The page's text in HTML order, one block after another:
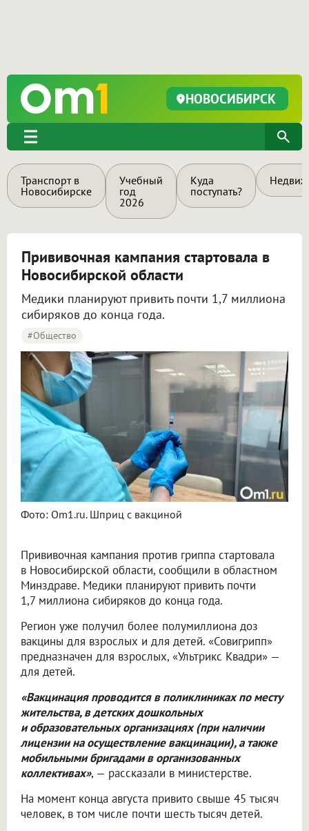
НОВОСИБИРСК
Транспорт в
Новосибирске
Учебный
год
2026
Куда
поступать?
Прививочная кампания стартовала в
Новосибирской области
Медики планируют привить почти 1,7 миллиона
сибиряков до конца года.
#Общество
Фото: Om1.ru. Шприц с вакциной
Прививочная кампания против гриппа стартовала
в Новосибирской области, сообщили в областном
Минздраве. Медики планируют привить почти
1,7 миллиона сибиряков до конца года.
Регион уже получил более полумиллиона доз
вакцины для взрослых и для детей. «Совигрипп»
предназначен для взрослых, «Ультрикс Квадри» —
для детей.
«Вакцинация проводится в поликлиниках по месту
жительства, в детских дошкольных
и образовательных организациях (при наличии
лицензии на осуществление вакцинации), а также
мобильными бригадами в организованных
коллективах», — рассказали в министерстве.
На момент конца августа привито свыше 45 тысяч
человек, в том числе почти шесть тысяч детей.